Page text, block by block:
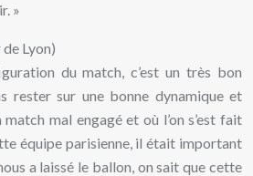
»
Lyon)
du match, c’est un très bon
rester sur une bonne dynamique et
mal engagé et où l’on s’est fait
équipe parisienne, il était important
a laissé le ballon, on sait que cette